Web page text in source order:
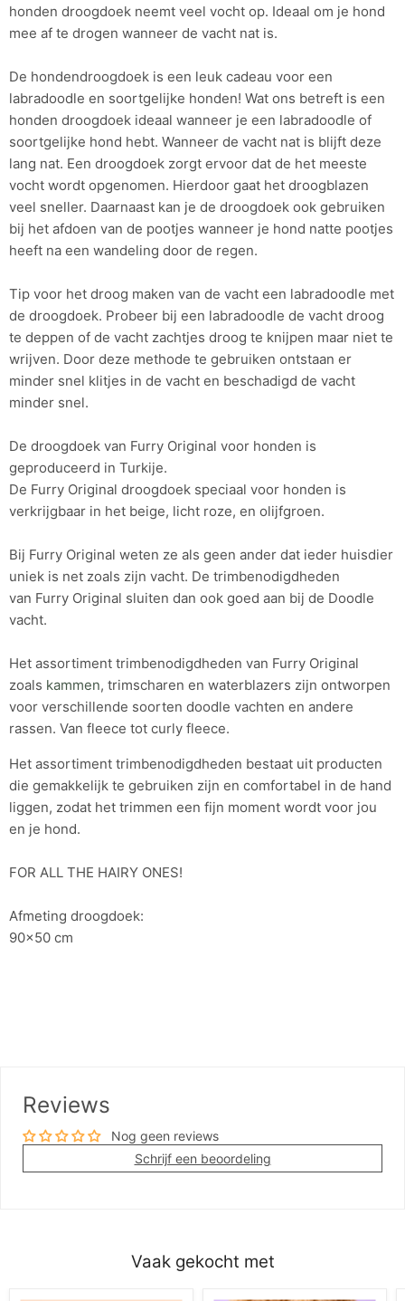
honden droogdoek neemt veel vocht op. Ideaal om je hond
mee af te drogen wanneer de vacht nat is.
De hondendroogdoek is een leuk cadeau voor een
labradoodle en soortgelijke honden! Wat ons betreft is een
honden droogdoek ideaal wanneer je een labradoodle of
soortgelijke hond hebt. Wanneer de vacht nat is blijft deze
lang nat. Een droogdoek zorgt ervoor dat de het meeste
vocht wordt opgenomen. Hierdoor gaat het droogblazen
veel sneller. Daarnaast kan je de droogdoek ook gebruiken
bij het afdoen van de pootjes wanneer je hond natte pootjes
heeft na een wandeling door de regen.
Tip voor het droog maken van de vacht een labradoodle met
de droogdoek. Probeer bij een labradoodle de vacht droog
te deppen of de vacht zachtjes droog te knijpen maar niet te
wrijven. Door deze methode te gebruiken ontstaan er
minder snel klitjes in de vacht en beschadigd de vacht
minder snel.
De droogdoek van Furry Original voor honden is
geproduceerd in Turkije.
De Furry Original droogdoek speciaal voor honden is
verkrijgbaar in het beige, licht roze, en olijfgroen.
Bij Furry Original weten ze als geen ander dat ieder huisdier
uniek is net zoals zijn vacht. De trimbenodigdheden
van Furry Original sluiten dan ook goed aan bij de Doodle
vacht.
Het assortiment trimbenodigdheden van Furry Original
zoals kammen, trimscharen en waterblazers zijn ontworpen
voor verschillende soorten doodle vachten en andere
rassen. Van fleece tot curly fleece.
Het assortiment trimbenodigdheden bestaat uit producten
die gemakkelijk te gebruiken zijn en comfortabel in de hand
liggen, zodat het trimmen een fijn moment wordt voor jou
en je hond.
FOR ALL THE HAIRY ONES!
Afmeting droogdoek:
90x50 cm
Reviews
Nog geen reviews
Schrijf een beoordeling
Vaak gekocht met